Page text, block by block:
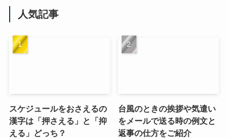
人気記事
スケジュールをおさえるの
漢字は「押さえる」と「抑
える」どっち？
台風のときの挨拶や気遣い
をメールで送る時の例文と
返事の仕方をご紹介